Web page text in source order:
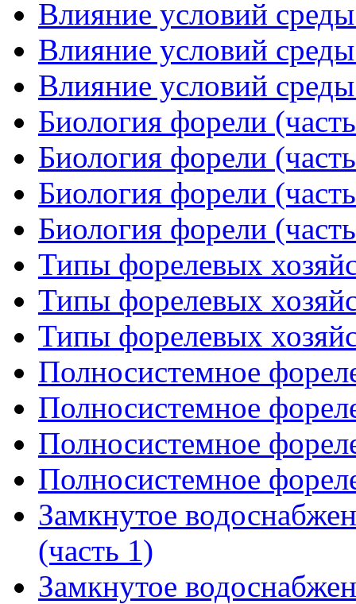
Влияние условий
Влияние условий
Влияние условий
Биология форели
Биология форели
Биология форели
Биология форели
Типы форелевых
Типы форелевых
Типы форелевых
Полносистемное
Полносистемное
Полносистемное
Полносистемное
Замкнутое
(часть 1)
Замкнутое